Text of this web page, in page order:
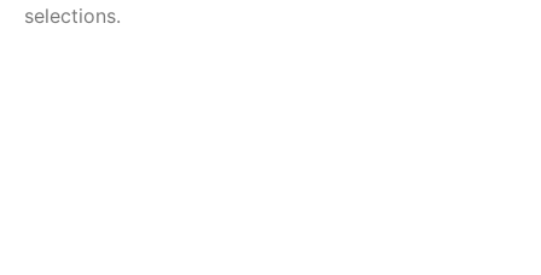
selections.